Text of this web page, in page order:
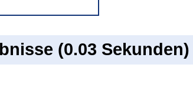
(0.03 Sekunden)